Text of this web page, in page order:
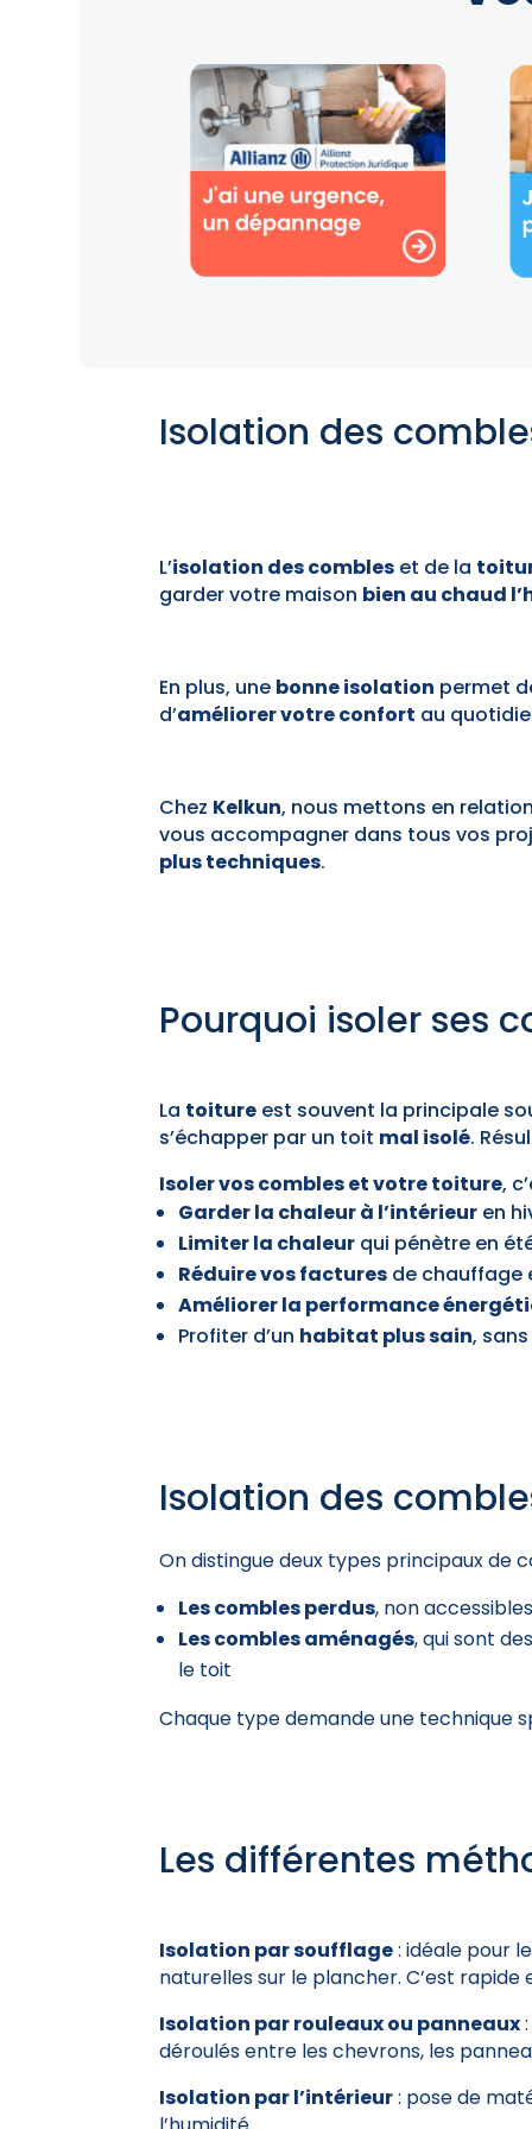
Isolation des
L’isolation des combles et de la
garder votre maison bien au chaud
En plus, une bonne isolation permet
d’améliorer votre confort au
Chez Kelkun, nous mettons en
vous accompagner dans tous vos
plus techniques.
Pourquoi isoler ses
La toiture est souvent la principale
s’échapper par un toit mal isolé.
Isoler vos combles et votre toiture,
Garder la chaleur à l’intérieur en
Limiter la chaleur qui pénètre en
Réduire vos factures de chauffage
Améliorer la performance
Profiter d’un habitat plus sain,
Isolation des
On distingue deux types principaux de
Les combles perdus, non
Les combles aménagés, qui sont
le toit
Chaque type demande une technique
Les différentes
Isolation par soufflage: idéale pour
naturelles sur le plancher. C’est rapide
Isolation par rouleaux ou panneaux
déroulés entre les chevrons, les
Isolation par l’intérieur: pose de